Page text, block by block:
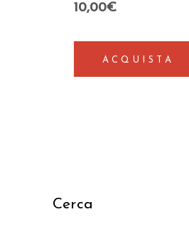
10,00€
ACQUISTA
Cerca